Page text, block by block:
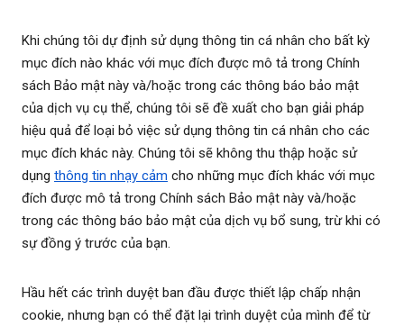
Khi chúng tôi dự định sử dụng thông tin cá nhân cho bất kỳ
mục đích nào khác với mục đích được mô tả trong Chính
sách Bảo mật này và/hoặc trong các thông báo bảo mật
của dịch vụ cụ thể, chúng tôi sẽ đề xuất cho bạn giải pháp
hiệu quả để loại bỏ việc sử dụng thông tin cá nhân cho các
mục đích khác này. Chúng tôi sẽ không thu thập hoặc sử
dụng thông tin nhạy cảm cho những mục đích khác với mục
đích được mô tả trong Chính sách Bảo mật này và/hoặc
trong các thông báo bảo mật của dịch vụ bổ sung, trừ khi có
sự đồng ý trước của bạn.
Hầu hết các trình duyệt ban đầu được thiết lập chấp nhận
cookie, nhưng bạn có thể đặt lại trình duyệt của mình để từ